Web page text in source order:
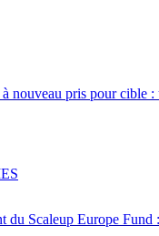
nouveau pris pour cible :
du Scaleup Europe Fund